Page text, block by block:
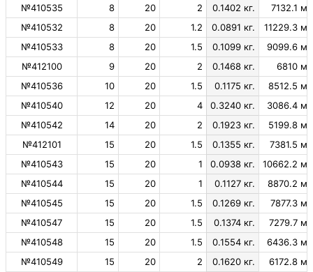
№410535
8 20 2 0.1402 кг.
7132.1 м.
№410532
8 20 1.2 0.0891 кг.
11229.3 м.
№410533
8 20 1.5 0.1099 кг.
9099.6 м.
№412100
9 20 2 0.1468 кг.
6810 м.
№410536
10 20 1.5 0.1175 кг.
8512.5 м.
№410540
12 20 4 0.3240 кг.
3086.4 м.
№410542
14 20 2 0.1923 кг.
5199.8 м.
№412101
15 20 1.5 0.1355 кг.
7381.5 м.
№410543
15 20 1 0.0938 кг.
10662.2 м.
№410544
15 20 1 0.1127 кг.
8870.2 м.
№410545
15 20 1.5 0.1269 кг.
7877.3 м.
№410547
15 20 1.5 0.1374 кг.
7279.7 м.
№410548
15 20 1.5 0.1554 кг.
6436.3 м.
№410549
15 20 2 0.1620 кг.
6172.8 м.